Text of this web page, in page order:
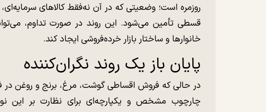
روزمره است؛ وضعیتی که در آن نه‌فقط کالا‌های سرمایه‌ای،
قسطی تأمین می‌شود. این روند در صورت تداوم،
خانوار‌ها و ساختار بازار خرده‌فروشی ایجاد کند.
پایان باز یک روند نگران‌کننده
در حالی که فروش اقساطی گوشت، مرغ، برنج و روغن
چارچوب مشخص و یکپارچه‌ای برای نظارت بر این